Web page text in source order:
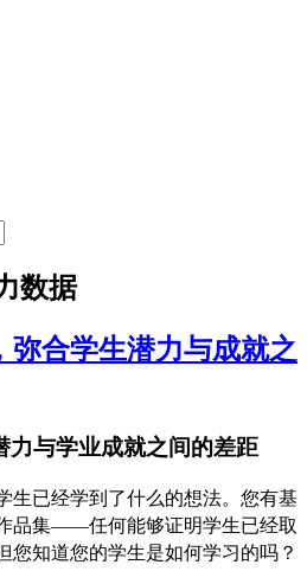
数据
弥合学生潜力与成就之
与学业成就之间的差距
生已经学到了什么的想法。您有基
品集——任何能够证明学生已经取
您知道您的学生是如何学习的吗？